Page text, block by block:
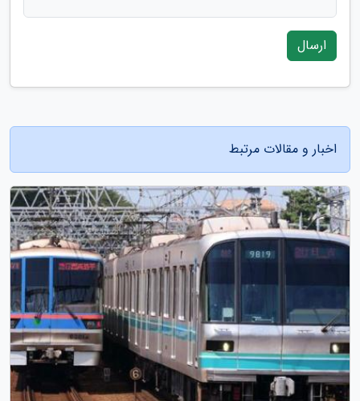
ارسال
اخبار و مقالات مرتبط